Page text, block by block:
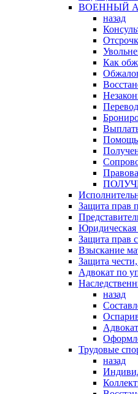
ВОЕННЫЙ
назад
Как
Помощь
Защита прав
Юридическая
Защита прав
Взыскание
Защита
Адвокат по
назад
Трудовые
назад